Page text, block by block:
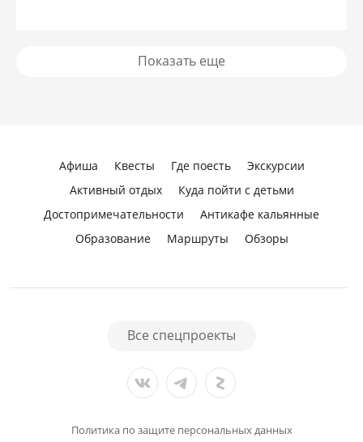
Показать еще
Афиша Квесты Где поесть
Экскурсии
Активный отдых
Куда пойти с детьми
Достопримечательности
Антикафе кальянные
Образование
Маршруты Обзоры
Все спецпроекты
Политика по защите персональных данных